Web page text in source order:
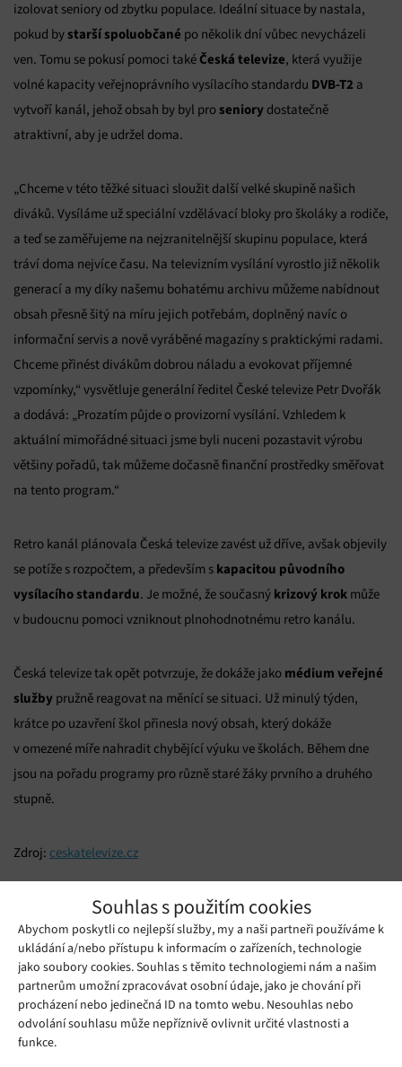
Souhlas s použitím cookies
Abychom poskytli co nejlepší služby, my a naši partneři používáme k
ukládání a/nebo přístupu k informacím o zařízeních, technologie
jako soubory cookies. Souhlas s těmito technologiemi nám a našim
partnerům umožní zpracovávat osobní údaje, jako je chování při
procházení nebo jedinečná ID na tomto webu. Nesouhlas nebo
odvolání souhlasu může nepříznivě ovlivnit určité vlastnosti a
funkce.
izolovat seniory od zbytku populace. Ideální situace by nastala,
pokud by starší spoluobčané po několik dní vůbec nevycházeli
ven. Tomu se pokusí pomoci také Česká televize, která využije
volné kapacity veřejnoprávního vysílacího standardu DVB-T2 a
vytvoří kanál, jehož obsah by byl pro seniory dostatečně
atraktivní, aby je udržel doma.
„Chceme v této těžké situaci sloužit další velké skupině našich
diváků. Vysíláme už speciální vzdělávací bloky pro školáky a rodiče,
a teď se zaměřujeme na nejzranitelnější skupinu populace, která
tráví doma nejvíce času. Na televizním vysílání vyrostlo již několik
generací a my díky našemu bohatému archivu můžeme nabídnout
obsah přesně šitý na míru jejich potřebám, doplněný navíc o
informační servis a nově vyráběné magazíny s praktickými radami.
Chceme přinést divákům dobrou náladu a evokovat příjemné
vzpomínky,“ vysvětluje generální ředitel České televize Petr Dvořák
a dodává: „Prozatím půjde o provizorní vysílání. Vzhledem k
aktuální mimořádné situaci jsme byli nuceni pozastavit výrobu
většiny pořadů, tak můžeme dočasně finanční prostředky směřovat
na tento program.“
Retro kanál plánovala Česká televize zavést už dříve, avšak objevily
se potíže s rozpočtem, a především s kapacitou původního
vysílacího standardu. Je možné, že současný krizový krok může
v budoucnu pomoci vzniknout plnohodnotnému retro kanálu.
Česká televize tak opět potvrzuje, že dokáže jako médium veřejné
služby pružně reagovat na měnící se situaci. Už minulý týden,
krátce po uzavření škol přinesla nový obsah, který dokáže
v omezené míře nahradit chybějící výuku ve školách. Během dne
jsou na pořadu programy pro různě staré žáky prvního a druhého
stupně.
Zdroj: ceskatelevize.cz
Mohlo by se vám líbit